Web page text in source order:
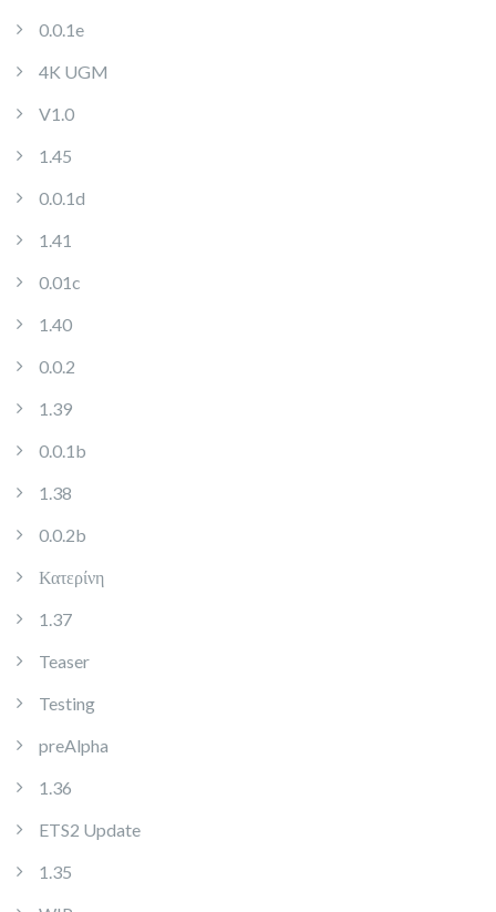
0.0.1e
4K UGM
V1.0
1.45
0.0.1d
1.41
0.01c
1.40
0.0.2
1.39
0.0.1b
1.38
0.0.2b
Κατερίνη
1.37
Teaser
Testing
preAlpha
1.36
ETS2 Update
1.35